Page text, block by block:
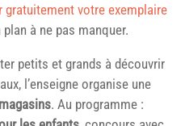
gratuitement votre exemplaire
à ne pas manquer.
petits et grands à découvrir
l’enseigne organise une
. Au programme :